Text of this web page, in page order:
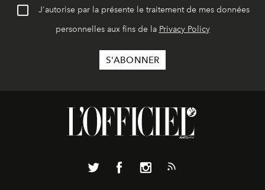
J'autorise par la présente le traitement de mes données
personnelles aux fins de la Privacy Policy